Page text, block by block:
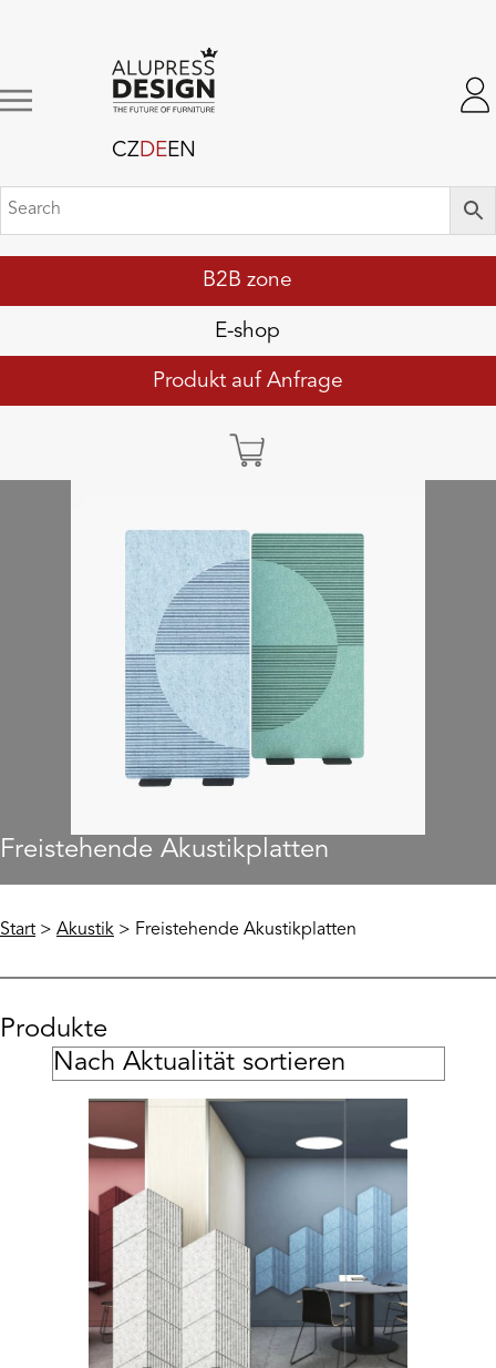
B2B zone
E-shop
Produkt auf Anfrage
CZDEEN
Freistehende Akustikplatten
Start > Akustik > Freistehende Akustikplatten
Produkte